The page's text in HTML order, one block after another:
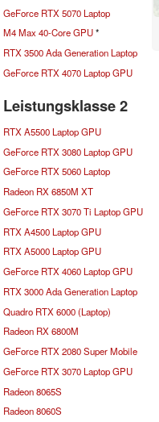
GeForce RTX 5070 Laptop
M4 Max 40-Core GPU*
RTX 3500 Ada Generation Laptop
GeForce RTX 4070 Laptop GPU
Leistungsklasse 2
RTX A5500 Laptop GPU
GeForce RTX 3080 Laptop GPU
GeForce RTX 5060 Laptop
Radeon RX 6850M XT
GeForce RTX 3070 Ti Laptop GPU
RTX A4500 Laptop GPU
RTX A5000 Laptop GPU
GeForce RTX 4060 Laptop GPU
RTX 3000 Ada Generation Laptop
Quadro RTX 6000 (Laptop)
Radeon RX 6800M
GeForce RTX 2080 Super Mobile
GeForce RTX 3070 Laptop GPU
Radeon 8065S
Radeon 8060S